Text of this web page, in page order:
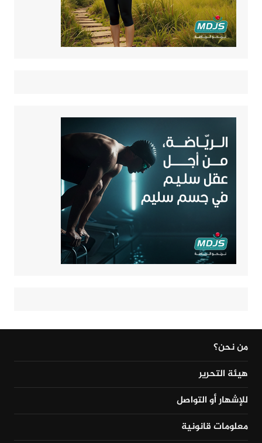
من نحن؟
هيئة التحرير
للإشهار أو التواصل
معلومات قانونية